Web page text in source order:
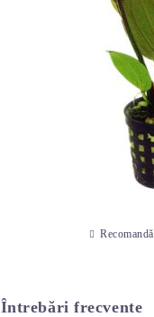
Recomandă
Întrebări frecvente